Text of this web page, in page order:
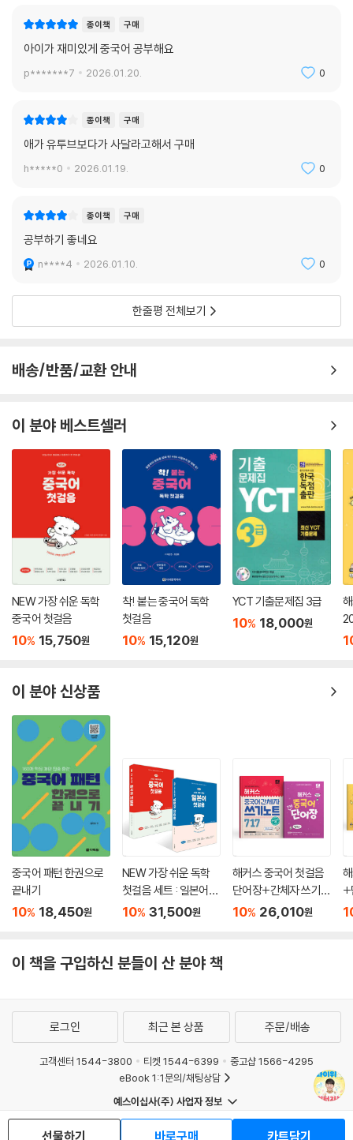
종이책 구매
아이가 재미있게 중국어 공부해요
p*******7 2026.01.20. 0
종이책 구매
애가 유투브보다가 사달라고해서 구매
h*****0 2026.01.19. 0
종이책 구매
공부하기 좋네요
n****4 2026.01.10. 0
한줄평 전체보기
배송/반품/교환 안내
이 분야 베스트셀러
NEW 가장 쉬운 독학
중국어 첫걸음
10% 15,750원
착! 붙는 중국어 독학
첫걸음
10% 15,120원
YCT 기출문제집 3급
10% 18,000원
이 분야 신상품
중국어 패턴 한권으로
끝내기
10% 18,450원
NEW 가장 쉬운 독학
첫걸음 세트 : 일본어
+중국어
10% 31,500원
해커스 중국어 첫걸음
단어장+간체자 쓰기노
트 717 세트
10% 26,010원
+
이 책을 구입하신 분들이 산 분야 책
선물하기 바로구매 카트담기
로그인 최근 본 상품 주문/배송
고객센터 1544-3800 티켓 1544-6399
중고샵 1566-4295
eBook 1:1문의/채팅상담
예스이십사(주) 사업자 정보
청소년보호정책